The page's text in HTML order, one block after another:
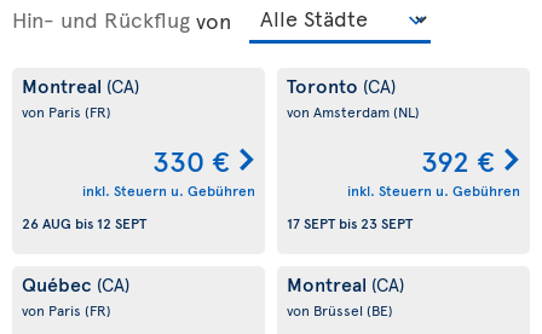
Hin- und Rückflug von
Montreal (CA)
von Paris (FR)
330 €
inkl. Steuern u. Gebühren
26 AUG bis 12 SEPT
Toronto (CA)
von Amsterdam(NL)
392 €
inkl. Steuern u. Gebühren
17 SEPTbis23 SEPT
Québec (CA)
von Paris (FR)
Montreal (CA)
von Brüssel (BE)